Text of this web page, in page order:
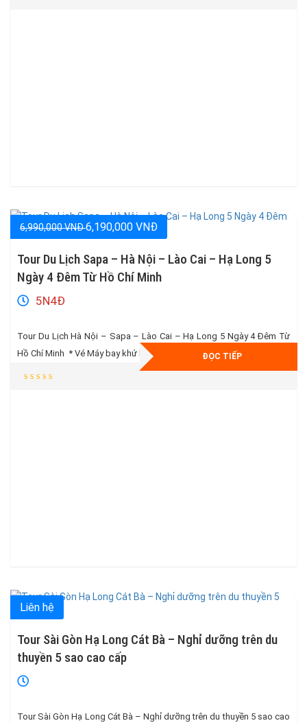
Tour Du Lịch Sapa – Hà Nội – Lào Cai – Hạ Long 5
Ngày 4 Đêm Từ Hồ Chí Minh
6,990,000 VNĐ6,190,000 VNĐ
5N4Đ
Tour Du Lịch Hà Nội – Sapa – Lào Cai – Hạ Long 5 Ngày 4 Đêm Từ
Hồ Chí Minh * Vé Máy bay khứ hồi và 15 kg hành lý kí gửi * Khách sạn
3 Sao / Homestay Cao Cấp Tiêu Chuẩn Ngay Trung Tâm * CAM KẾT
ĐỌC TIẾP
Tour Sài Gòn Hạ Long Cát Bà – Nghỉ dưỡng trên du
thuyền 5 sao cao cấp
Liên hệ
Tour Sài Gòn Hạ Long Cát Bà – Nghỉ dưỡng trên du thuyền 5 sao cao